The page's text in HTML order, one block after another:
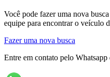
Você pode fazer uma nova
equipe para encontrar o veículo
Fazer uma nova busca
Entre em contato pelo